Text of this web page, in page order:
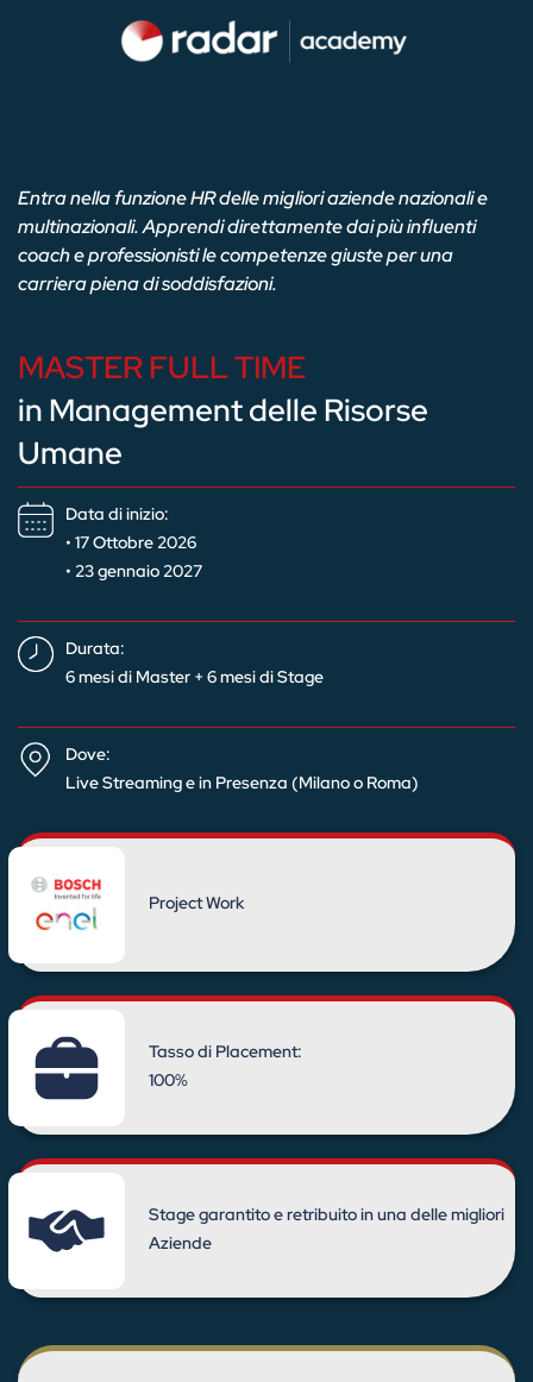
Entra nella funzione HR delle migliori aziende nazionali e
multinazionali. Apprendi direttamente dai più influenti
coach e professionisti le competenze giuste per una
carriera piena di soddisfazioni.
MASTER FULL TIME
in Management delle Risorse
Umane
Data di inizio:
• 17 Ottobre 2026
• 23 gennaio 2027
Durata:
6 mesi di Master + 6 mesi di Stage
Dove:
Live Streaming e in Presenza (Milano o Roma)
Project Work
Tasso di Placement:
100%
Stage garantito e retribuito in una delle migliori
Aziende